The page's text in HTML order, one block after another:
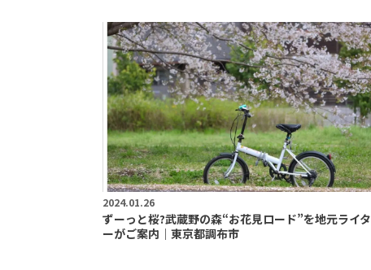
2024.01.26
ずーっと桜?武蔵野の森“お花見ロード”を地元ライタ
ーがご案内｜東京都調布市